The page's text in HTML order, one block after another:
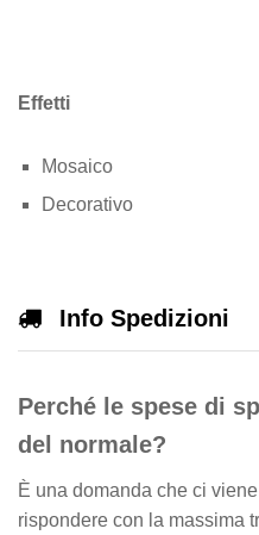
Effetti
Mosaico
Decorativo
Info Spedizioni
Perché le spese di
del normale?
È una domanda che ci
rispondere con la massima